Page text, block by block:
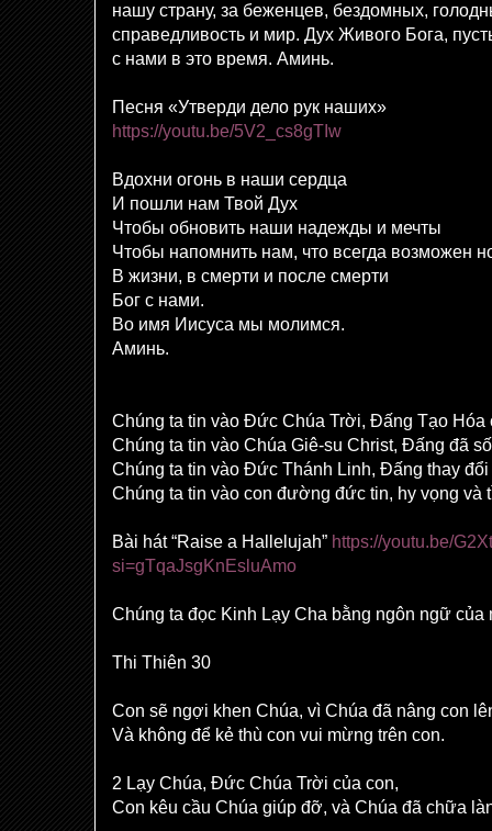
нашу страну, за беженцев, бездомных,
справедливость и мир. Дух Живого Бога,
с нами в это время. Аминь.
Песня «Утверди дело рук наших»
https://youtu.be/5V2_cs8gTIw
Вдохни огонь в наши сердца
И пошли нам Твой Дух
Чтобы обновить наши надежды и мечты
Чтобы напомнить нам, что всегда возможен
В жизни, в смерти и после смерти
Бог с нами.
Во имя Иисуса мы молимся.
Аминь.
Chúng ta tin vào Đức Chúa Trời, Đấng Tạo Hóa
Chúng ta tin vào Chúa Giê-su Christ, Đấng đã
Chúng ta tin vào Đức Thánh Linh, Đấng thay
Chúng ta tin vào con đường đức tin, hy vọng và
Bài hát “Raise a Hallelujah” https://youtu.be/
si=gTqaJsgKnEsluAmo
Chúng ta đọc Kinh Lạy Cha bằng ngôn ngữ của
Thi Thiên 30
Con sẽ ngợi khen Chúa, vì Chúa đã nâng con
Và không để kẻ thù con vui mừng trên con.
2 Lạy Chúa, Đức Chúa Trời của con,
Con kêu cầu Chúa giúp đỡ, và Chúa đã chữa